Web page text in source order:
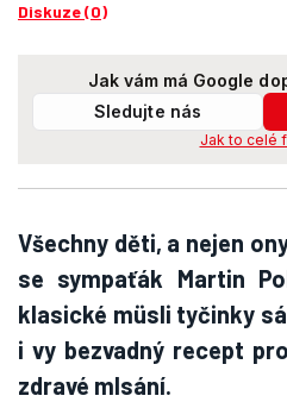
Diskuze (0)
Jak vám má Google
Sledujte nás
Jak to celé
Všechny děti, a nejen
se sympaťák Martin
klasické müsli tyčinky
i vy bezvadný recept
zdravé mlsání.